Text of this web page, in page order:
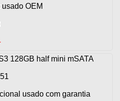
usado OEM
128GB half mini mSATA
usado com garantia